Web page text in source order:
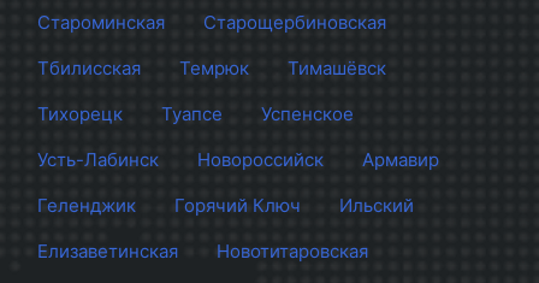
Староминская
Старощербиновская
Тбилисская
Темрюк
Тимашёвск
Тихорецк
Туапсе
Успенское
Усть-Лабинск
Новороссийск
Армавир
Геленджик
Горячий Ключ
Ильский
Елизаветинская
Новотитаровская